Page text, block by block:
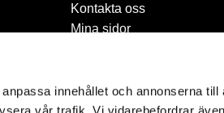
innehållet och annonserna till
Kontakta oss
Mina sidor
cookies
Inspiration & Passion